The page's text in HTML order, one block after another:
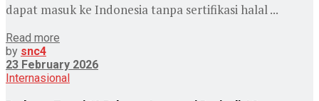
dapat masuk ke Indonesia tanpa sertifikasi halal ...
Read more
by snc4
23 February 2026
Internasional